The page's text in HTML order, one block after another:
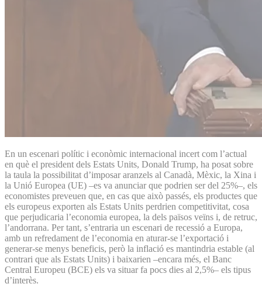
En un escenari polític i econòmic internacional incert com l’actual
en què el president dels Estats Units, Donald Trump, ha posat sobre
la taula la possibilitat d’imposar aranzels al Canadà, Mèxic, la Xina i
la Unió Europea (UE) –es va anunciar que podrien ser del 25%–, els
economistes preveuen que, en cas que això passés, els productes que
els europeus exporten als Estats Units perdrien competitivitat, cosa
que perjudicaria l’economia europea, la dels països veïns i, de retruc,
l’andorrana. Per tant, s’entraria un escenari de recessió a Europa,
amb un refredament de l’economia en aturar-se l’exportació i
generar-se menys beneficis, però la inflació es mantindria estable (al
contrari que als Estats Units) i baixarien –encara més, el Banc
Central Europeu (BCE) els va situar fa pocs dies al 2,5%– els tipus
d’interès.